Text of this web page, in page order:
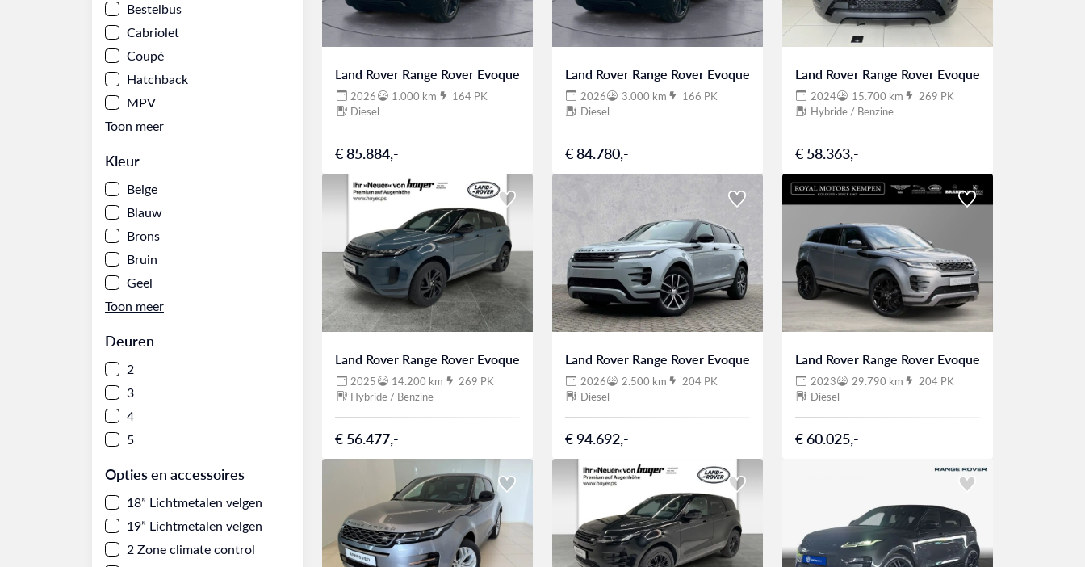
Bestelbus
Cabriolet
Coupé
Hatchback
MPV
Kleur
Beige
Blauw
Brons
Bruin
Geel
Deuren
2
3
4
5
Opties en accessoires
18” Lichtmetalen velgen
19” Lichtmetalen velgen
2 Zone climate control
Land Rover Range Rover Evoque
2026 1.000 km
164 PK
Diesel
€ 85.884,-
Land Rover Range Rover Evoque
2026 3.000 km
166 PK
Diesel
€ 84.780,-
Land Rover Range Rover Evoque
2024 15.700 km
269 PK
Hybride / Benzine
€ 58.363,-
Land Rover Range Rover Evoque
2025 14.200 km
269 PK
Hybride / Benzine
€ 56.477,-
Land Rover Range Rover Evoque
2026 2.500 km
204 PK
Diesel
€ 94.692,-
Land Rover Range Rover Evoque
2023 29.790 km
204 PK
Diesel
€ 60.025,-